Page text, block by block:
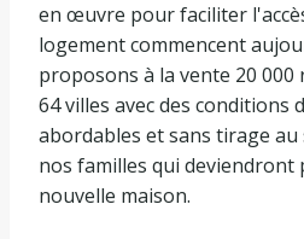
en œuvre pour faciliter
logement commencent
proposons à la vente 20 000
64 villes avec des conditions
abordables et sans tirage au
nos familles qui
nouvelle maison.